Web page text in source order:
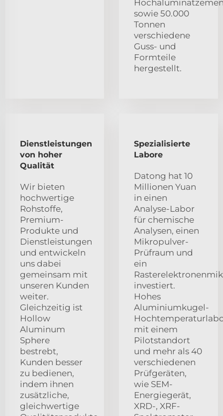
sowie 50.000
Tonnen
verschiedene
Guss- und
Formteile
hergestellt.
Dienstleistungen
von hoher
Qualität
Wir bieten
hochwertige
Rohstoffe,
Premium-
Produkte und
Dienstleistungen
und entwickeln
uns dabei
gemeinsam mit
unseren Kunden
weiter.
Gleichzeitig ist
Hollow
Aluminum
Sphere
bestrebt,
Kunden besser
zu bedienen,
indem ihnen
zusätzliche,
gleichwertige
Spezialisierte
Labore
Datong hat 10
Millionen Yuan
in einen
Analyse-Labor
für chemische
Analysen, einen
Mikropulver-
Prüfraum und
ein
investiert.
Hohes
Aluminiumkugel-
mit einem
Pilotstandort
und mehr als 40
verschiedenen
Prüfgeräten,
wie SEM-
Energiegerät,
XRD-, XRF-